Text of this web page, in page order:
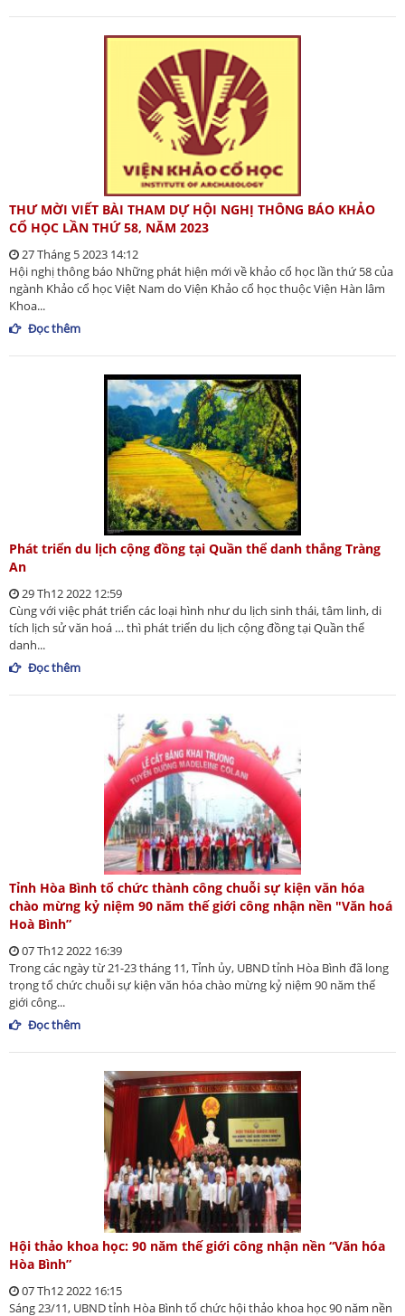
THƯ MỜI VIẾT BÀI THAM DỰ HỘI NGHỊ THÔNG BÁO KHẢO
CỔ HỌC LẦN THỨ 58, NĂM 2023
27 Tháng 5 2023 14:12
Hội nghị thông báo Những phát hiện mới về khảo cổ học lần thứ 58 của
ngành Khảo cổ học Việt Nam do Viện Khảo cổ học thuộc Viện Hàn lâm
Khoa...
Đọc thêm
Phát triển du lịch cộng đồng tại Quần thể danh thắng Tràng
An
29 Th12 2022 12:59
Cùng với việc phát triển các loại hình như du lịch sinh thái, tâm linh, di
tích lịch sử văn hoá … thì phát triển du lịch cộng đồng tại Quần thể
danh...
Đọc thêm
Tỉnh Hòa Bình tổ chức thành công chuỗi sự kiện văn hóa
chào mừng kỷ niệm 90 năm thế giới công nhận nền "Văn hoá
Hoà Bình”
07 Th12 2022 16:39
Trong các ngày từ 21-23 tháng 11, Tỉnh ủy, UBND tỉnh Hòa Bình đã long
trọng tổ chức chuỗi sự kiện văn hóa chào mừng kỷ niệm 90 năm thế
giới công...
Đọc thêm
Hội thảo khoa học: 90 năm thế giới công nhận nền “Văn hóa
Hòa Bình”
07 Th12 2022 16:15
Sáng 23/11, UBND tỉnh Hòa Bình tổ chức hội thảo khoa học 90 năm nền